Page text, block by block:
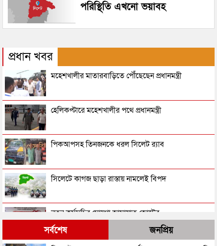
পরিস্থিতি এখনো ভয়াবহ
প্রধান খবর
মহেশখালীর মাতারবাড়িতে পৌঁছেছেন প্রধানমন্ত্রী
হেলিকপ্টারে মহেশখালীর পথে প্রধানমন্ত্রী
পিকআপসহ তিনজনকে ধরল সিলেট র‌্যাব
সিলেটে কাগজ ছাড়া রাস্তায় নামলেই বিপদ
নতুন কর্মসূচির ঘোষণা জামায়াত জোটের
সর্বশেষ জনপ্রিয়